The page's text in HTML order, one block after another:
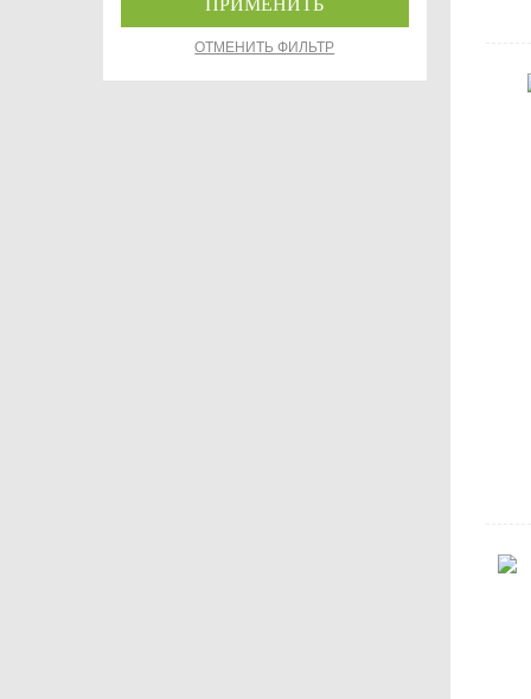
ОТМЕНИТЬ ФИЛЬТР